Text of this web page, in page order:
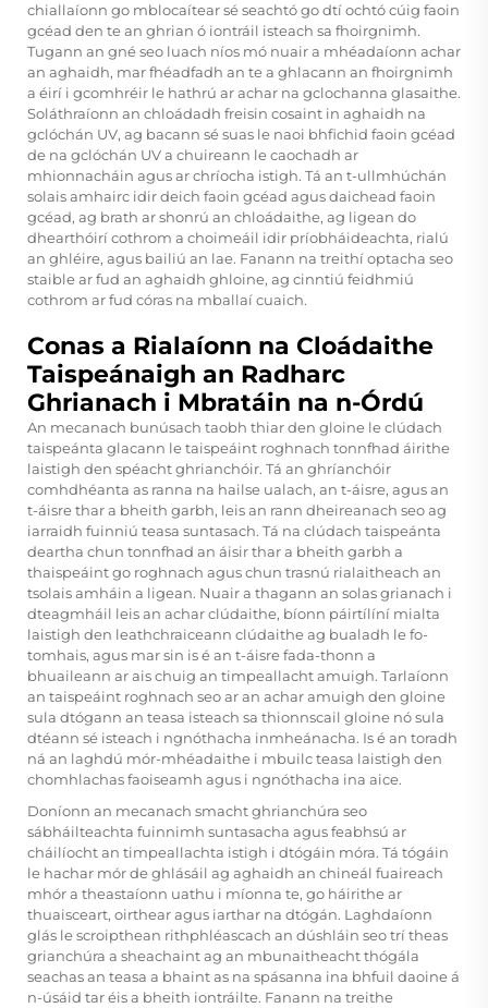
chiallaíonn go mblocaítear sé seachtó go dtí ochtó cúig faoin
gcéad den te an ghrian ó iontráil isteach sa fhoirgnimh.
Tugann an gné seo luach níos mó nuair a mhéadaíonn achar
an aghaidh, mar fhéadfadh an te a ghlacann an fhoirgnimh
a éirí i gcomhréir le hathrú ar achar na gclochanna glasaithe.
Soláthraíonn an chloádadh freisin cosaint in aghaidh na
gclóchán UV, ag bacann sé suas le naoi bhfichid faoin gcéad
de na gclóchán UV a chuireann le caochadh ar
mhionnacháin agus ar chríocha istigh. Tá an t-ullmhúchán
solais amhairc idir deich faoin gcéad agus daichead faoin
gcéad, ag brath ar shonrú an chloádaithe, ag ligean do
dhearthóirí cothrom a choimeáil idir príobháideachta, rialú
an ghléire, agus bailiú an lae. Fanann na treithí optacha seo
staible ar fud an aghaidh ghloine, ag cinntiú feidhmiú
cothrom ar fud córas na mballaí cuaich.
Conas a Rialaíonn na Cloádaithe
Taispeánaigh an Radharc
Ghrianach i Mbratáin na n-Órdú
An mecanach bunúsach taobh thiar den gloine le clúdach
taispeánta glacann le taispeáint roghnach tonnfhad áirithe
laistigh den spéacht ghrianchóir. Tá an ghríanchóir
comhdhéanta as ranna na hailse ualach, an t-áisre, agus an
t-áisre thar a bheith garbh, leis an rann dheireanach seo ag
iarraidh fuinniú teasa suntasach. Tá na clúdach taispeánta
deartha chun tonnfhad an áisir thar a bheith garbh a
thaispeáint go roghnach agus chun trasnú rialaitheach an
tsolais amháin a ligean. Nuair a thagann an solas grianach i
dteagmháil leis an achar clúdaithe, bíonn páirtílíní mialta
laistigh den leathchraiceann clúdaithe ag bualadh le fo-
tomhais, agus mar sin is é an t-áisre fada-thonn a
bhuaileann ar ais chuig an timpeallacht amuigh. Tarlaíonn
an taispeáint roghnach seo ar an achar amuigh den gloine
sula dtógann an teasa isteach sa thionnscail gloine nó sula
dtéann sé isteach i ngnóthacha inmheánacha. Is é an toradh
ná an laghdú mór-mhéadaithe i mbuilc teasa laistigh den
chomhlachas faoiseamh agus i ngnóthacha ina aice.
Doníonn an mecanach smacht ghrianchúra seo
sábháilteachta fuinnimh suntasacha agus feabhsú ar
cháilíocht an timpeallachta istigh i dtógáin móra. Tá tógáin
le hachar mór de ghlásáil ag aghaidh an chineál fuaireach
mhór a theastaíonn uathu i míonna te, go háirithe ar
thuaisceart, oirthear agus iarthar na dtógán. Laghdaíonn
glás le scroipthean rithphléascach an dúshláin seo trí theas
grianchúra a sheachaint ag an mbunaitheacht thógála
seachas an teasa a bhaint as na spásanna ina bhfuil daoine á
n-úsáid tar éis a bheith iontráilte. Fanann na treithe